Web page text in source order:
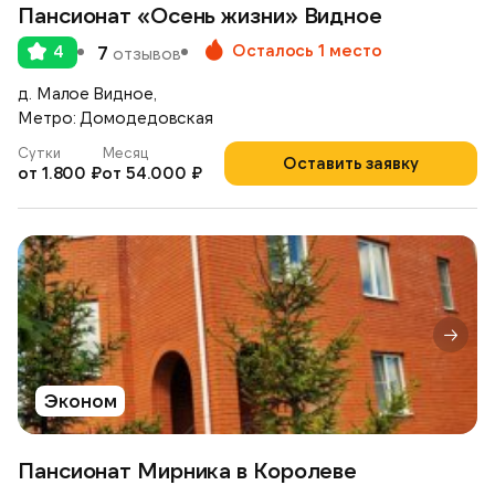
Пансионат «Осень жизни» Видное
4 7 отзывов Осталось 1 место
д. Малое Видное,
Метро: Домодедовская
Оставить заявку
Сутки
от 1.800 ₽
Месяц
от 54.000 ₽
Эконом
Пансионат Мирника в Королеве